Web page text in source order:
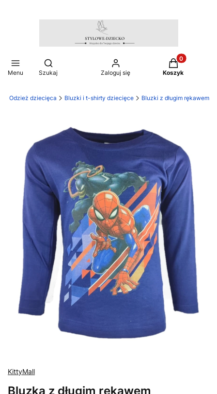
Menu
Otwórz wyszukiwarkę
Szukaj Zaloguj się
Produkty w
Koszyk
Odzież dziecięca Bluzki i t-shirty dziecięce Bluzki z długim rękawem
KittyMall
Bluzka z długim rękawem